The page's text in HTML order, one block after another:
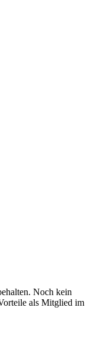
Noch kein
als Mitglied im